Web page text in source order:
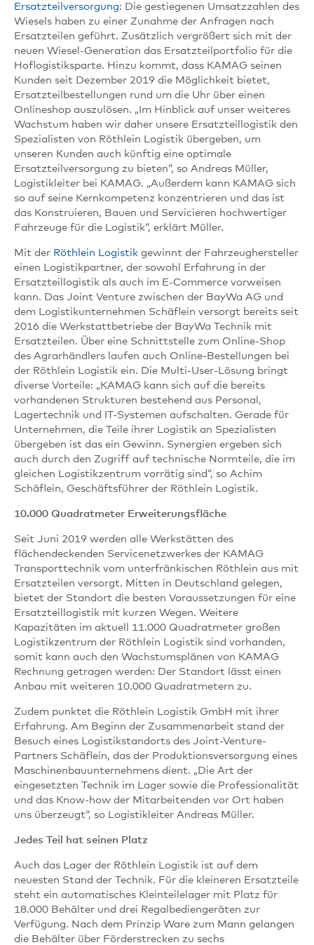
Ersatzteilversorgung: Die gestiegenen Umsatzzahlen des
Wiesels haben zu einer Zunahme der Anfragen nach
Ersatzteilen geführt. Zusätzlich vergrößert sich mit der
neuen Wiesel-Generation das Ersatzteilportfolio für die
Hoflogistiksparte. Hinzu kommt, dass KAMAG seinen
Kunden seit Dezember 2019 die Möglichkeit bietet,
Ersatzteilbestellungen rund um die Uhr über einen
Onlineshop auszulösen. „Im Hinblick auf unser weiteres
Wachstum haben wir daher unsere Ersatzteillogistik den
Spezialisten von Röthlein Logistik übergeben, um
unseren Kunden auch künftig eine optimale
Ersatzteilversorgung zu bieten“, so Andreas Müller,
Logistikleiter bei KAMAG. „Außerdem kann KAMAG sich
so auf seine Kernkompetenz konzentrieren und das ist
das Konstruieren, Bauen und Servicieren hochwertiger
Fahrzeuge für die Logistik“, erklärt Müller.
Mit der Röthlein Logistik gewinnt der Fahrzeughersteller
einen Logistikpartner, der sowohl Erfahrung in der
Ersatzteillogistik als auch im E-Commerce vorweisen
kann. Das Joint Venture zwischen der BayWa AG und
dem Logistikunternehmen Schäflein versorgt bereits seit
2016 die Werkstattbetriebe der BayWa Technik mit
Ersatzteilen. Über eine Schnittstelle zum Online-Shop
des Agrarhändlers laufen auch Online-Bestellungen bei
der Röthlein Logistik ein. Die Multi-User-Lösung bringt
diverse Vorteile: „KAMAG kann sich auf die bereits
vorhandenen Strukturen bestehend aus Personal,
Lagertechnik und IT-Systemen aufschalten. Gerade für
Unternehmen, die Teile ihrer Logistik an Spezialisten
übergeben ist das ein Gewinn. Synergien ergeben sich
auch durch den Zugriff auf technische Normteile, die im
gleichen Logistikzentrum vorrätig sind“, so Achim
Schäflein, Geschäftsführer der Röthlein Logistik.
10.000 Quadratmeter Erweiterungsfläche
Seit Juni 2019 werden alle Werkstätten des
flächendeckenden Servicenetzwerkes der KAMAG
Transporttechnik vom unterfränkischen Röthlein aus mit
Ersatzteilen versorgt. Mitten in Deutschland gelegen,
bietet der Standort die besten Voraussetzungen für eine
Ersatzteillogistik mit kurzen Wegen. Weitere
Kapazitäten im aktuell 11.000 Quadratmeter großen
Logistikzentrum der Röthlein Logistik sind vorhanden,
somit kann auch den Wachstumsplänen von KAMAG
Rechnung getragen werden: Der Standort lässt einen
Anbau mit weiteren 10.000 Quadratmetern zu.
Zudem punktet die Röthlein Logistik GmbH mit ihrer
Erfahrung. Am Beginn der Zusammenarbeit stand der
Besuch eines Logistikstandorts des Joint-Venture-
Partners Schäflein, das der Produktionsversorgung eines
Maschinenbauunternehmens dient. „Die Art der
eingesetzten Technik im Lager sowie die Professionalität
und das Know-how der Mitarbeitenden vor Ort haben
uns überzeugt“, so Logistikleiter Andreas Müller.
Jedes Teil hat seinen Platz
Auch das Lager der Röthlein Logistik ist auf dem
neuesten Stand der Technik. Für die kleineren Ersatzteile
steht ein automatisches Kleinteilelager mit Platz für
18.000 Behälter und drei Regalbediengeräten zur
Verfügung. Nach dem Prinzip Ware zum Mann gelangen
die Behälter über Förderstrecken zu sechs